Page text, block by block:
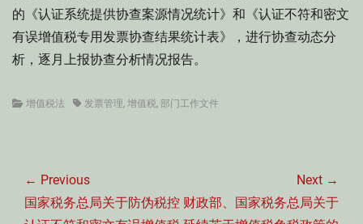
的《认证系统提供协查案源情况统计》和《认证不符和密文
有误增值税专用发票协查结果统计表》，进行协查动态分
析，逐月上报协查分析情况报告。
Categories
增值税法 Tags发票管理, 增值税, 部门工作文件
章
导
← Previous
Previous
国家税务总局关于防伪税控
Next →
Next
财政部、国家税务总局关于